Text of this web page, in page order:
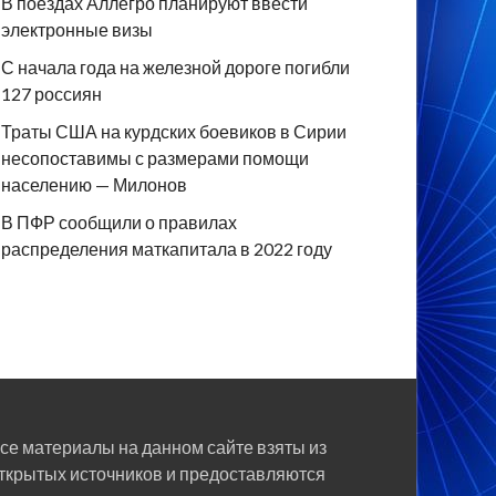
электронные визы
С начала года на железной дороге погибли
127 россиян
Траты США на курдских боевиков в Сирии
несопоставимы с размерами помощи
населению — Милонов
В ПФР сообщили о правилах
распределения маткапитала в 2022 году
материалы на данном сайте взяты из
источников и предоставляются